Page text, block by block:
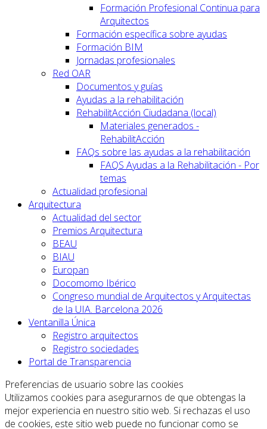
Formación Profesional Continua para
Arquitectos
Formación específica sobre ayudas
Formación BIM
Jornadas profesionales
Red OAR
Documentos y guías
Ayudas a la rehabilitación
RehabilitAcción Ciudadana (local)
Materiales generados -
RehabilitAcción
FAQs sobre las ayudas a la rehabilitación
FAQS Ayudas a la Rehabilitación - Por
temas
Actualidad profesional
Arquitectura
Actualidad del sector
Premios Arquitectura
BEAU
BIAU
Europan
Docomomo Ibérico
Congreso mundial de Arquitectos y Arquitectas
de la UIA. Barcelona 2026
Ventanilla Única
Registro arquitectos
Registro sociedades
Portal de Transparencia
Preferencias de usuario sobre las cookies
Utilizamos cookies para asegurarnos de que obtengas la
mejor experiencia en nuestro sitio web. Si rechazas el uso
de cookies, este sitio web puede no funcionar como se